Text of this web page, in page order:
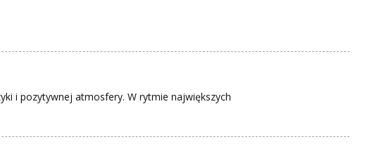
i pozytywnej atmosfery. W rytmie największych